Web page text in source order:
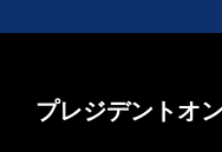
プレジデントオ